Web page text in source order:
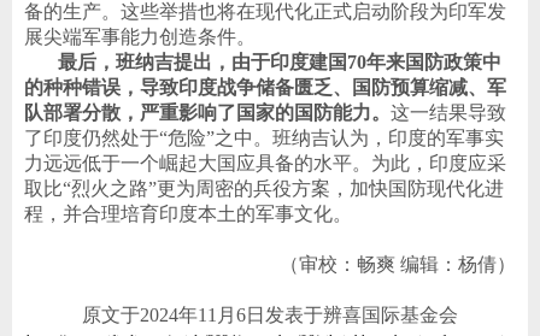
备的生产。这些举措也将在现代化正式启动阶段为印军发
展尖端军事能力创造条件。
最后，班纳吉提出，由于印度建国70年来国防政策中
的种种错误，导致印度战争储备匮乏、国防预算缩减、军
队部署分散，严重影响了国家的国防能力。 这一结果导致
了印度仍然处于“危险”之中。班纳吉认为，印度的军事实
力远远低于一个崛起大国应具备的水平。为此，印度应采
取比“烈火之路”更为周密的兵役方案，加快国防现代化进
程，并合理培育印度本土的军事文化。
（审校：畅爽 编辑：杨倩）
原文于2024年11 月 6日发表于辨喜国际基金会